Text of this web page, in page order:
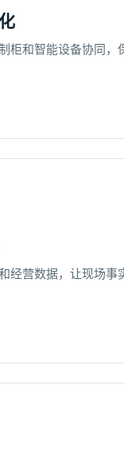
柜和智能设备协同，
经营数据，让现场事